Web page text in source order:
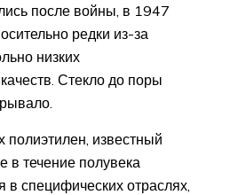
после войны, в 1947
редки из-за
низких
Стекло до поры
полиэтилен, известный
в течение полувека
специфических отраслях,